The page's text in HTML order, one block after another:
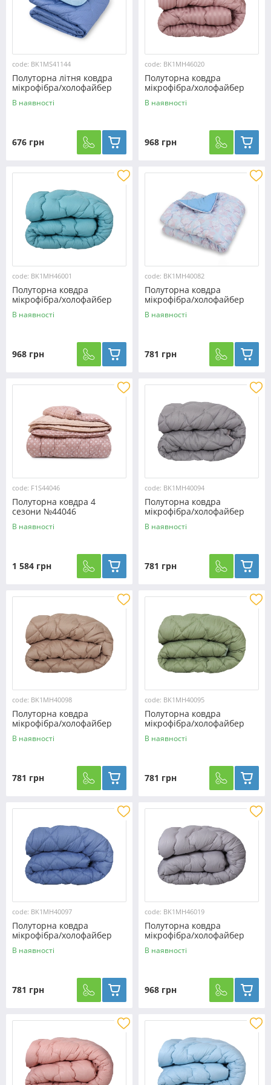
code: BK1MS41144
Полуторна літня ковдра
мікрофібра/холофайбер
двостороння №41144
В наявності
676 грн
code: BK1MH46020
Полуторна ковдра
мікрофібра/холофайбер
№46020
В наявності
968 грн
code: BK1MH46001
Полуторна ковдра
мікрофібра/холофайбер
№46001
В наявності
968 грн
code: BK1MH40082
Полуторна ковдра
мікрофібра/холофайбер
двостороння №40082
В наявності
781 грн
code: F1S44046
Полуторна ковдра 4
сезони №44046
В наявності
1 584 грн
code: BK1MH40094
Полуторна ковдра
мікрофібра/холофайбер
двостороння №40094
В наявності
781 грн
code: BK1MH40098
Полуторна ковдра
мікрофібра/холофайбер
двостороння №40098
В наявності
781 грн
code: BK1MH40095
Полуторна ковдра
мікрофібра/холофайбер
двостороння №40095
В наявності
781 грн
code: BK1MH40097
Полуторна ковдра
мікрофібра/холофайбер
двостороння №40097
В наявності
781 грн
code: BK1MH46019
Полуторна ковдра
мікрофібра/холофайбер
№46019
В наявності
968 грн